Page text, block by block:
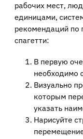
рабочих мест,
единицами,
рекомендаций по
спагетти:
В первую
необходимо
Визуально
которым
указать
Нарисуйте